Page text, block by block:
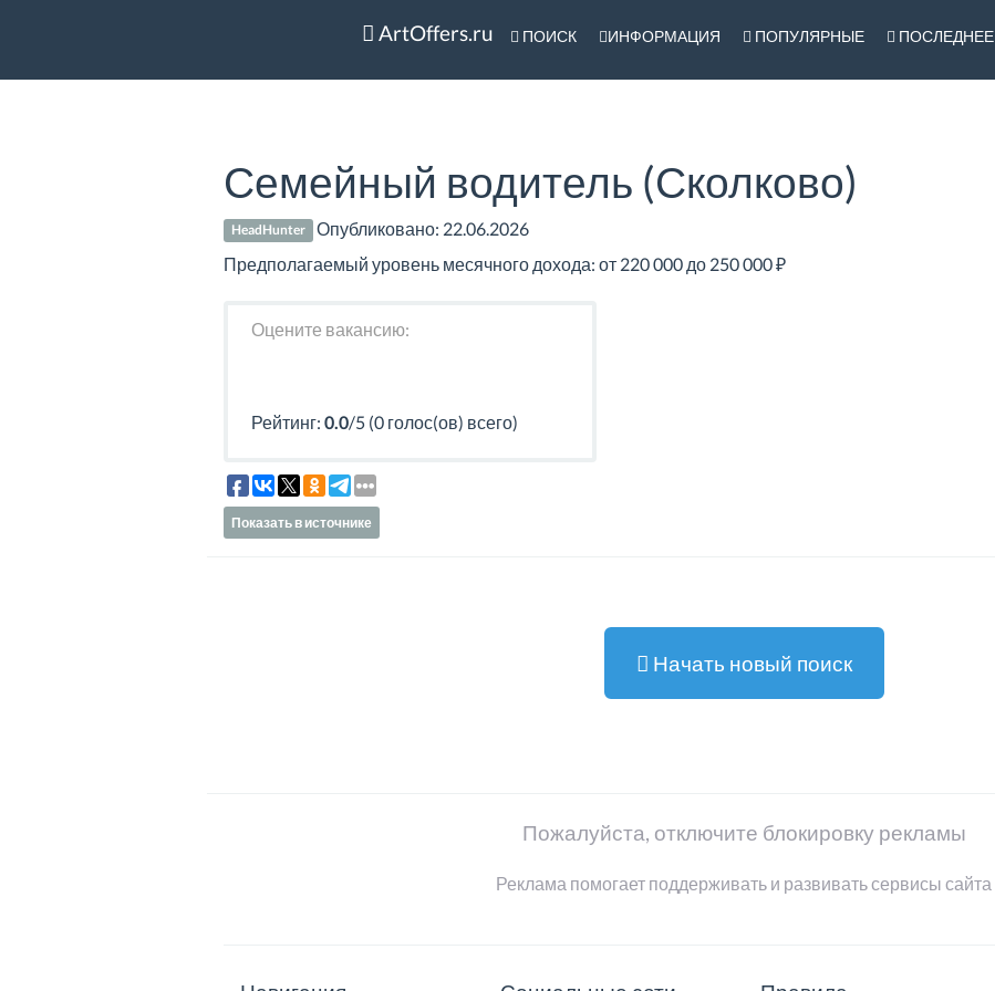
ArtOffers.ru ПОИСК ИНФОРМАЦИЯ ПОПУЛЯРНЫЕ ПОСЛЕДНЕЕ
Семейный водитель (Сколково)
HeadHunter Опубликовано: 22.06.2026
Предполагаемый уровень месячного дохода: от 220 000 до 250 000 ₽
Оцените вакансию:
Рейтинг: 0.0/5 (0 голос(ов) всего)
Показать в источнике
Начать новый поиск
Пожалуйста, отключите блокировку рекламы
Реклама помогает поддерживать и развивать сервисы сайта